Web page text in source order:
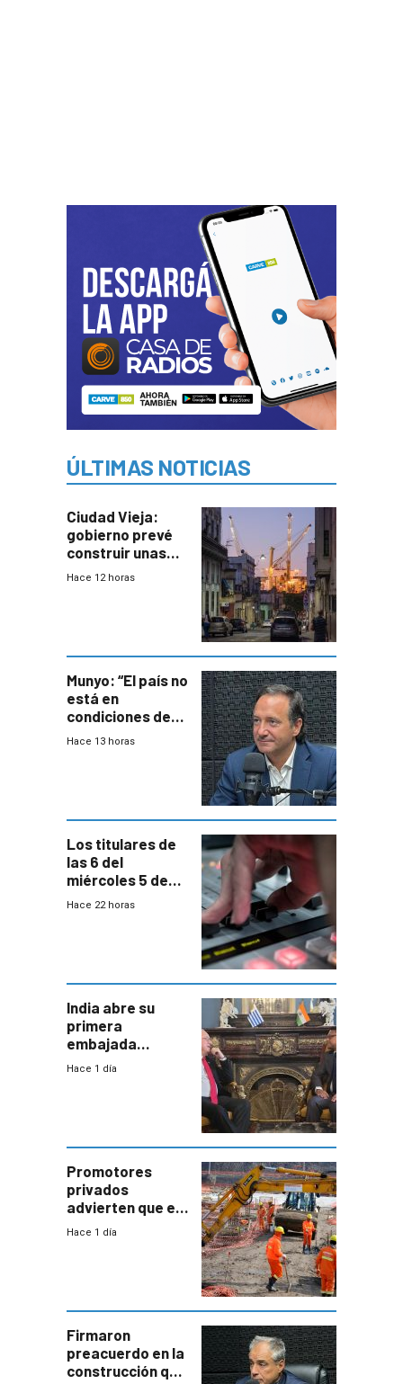
ÚLTIMAS NOTICIAS
Ciudad Vieja:
gobierno prevé
construir unas
mil viviendas en
Hace 12 horas
Munyo: “El país no
está en
condiciones de
enfrentar una
Hace 13 horas
Los titulares de
las 6 del
miércoles 5 de
agosto de 2026
Hace 22 horas
India abre su
primera
embajada
residente en
enorme
potencial
Hace 1 día
Promotores
privados
advierten que el
nuevo convenio
a revisar
proyectos
Hace 1 día
Firmaron
preacuerdo en la
construcción que